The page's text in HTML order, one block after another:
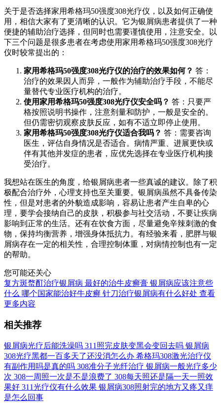
关于是否选择家用希格玛50强度308光疗仪，以及如何正确使
用，相信大家有了更清晰的认识。它为银屑病患者提供了一种
便捷的辅助治疗选择，但同时也需要谨慎使用，注意安全。以
下三个问题是很多患者在考虑使用家用希格玛50强度308光疗
仪时较常提出的：
家用希格玛50强度308光疗仪的治疗的效果如何？ 答：
治疗的效果因人而异，一般作为辅助治疗手段，不能尽
量替代专业医疗机构的治疗。
使用家用希格玛50强度308光疗仪安全吗？ 答：只要严
格按照说明书操作，注意剂量和防护，一般是安全的。
但仍需密切观察皮肤反应，如有不适立即停止使用。
家用希格玛50强度308光疗仪适合我吗？ 答：需要咨询
医生，评估自身情况是否适合。病情严重、进展更快或
伴有其他并发症的患者，应优先选择在专业医疗机构接
受治疗。
我想站在医生的角度，给银屑病患者一些真诚的建议。除了积
极配合治疗外，心理支持也至关重要。银屑病虽然不具备传染
性，但是对患者的外貌造成影响，容易让患者产生自卑的心
理，要学会接纳自己的皮肤，积极参与社交活动，不要让疾病
影响到正常的生活。还有在饮食方面，尽量避免辛辣刺激的食
物，保持均衡营养，增强身体抵抗力。有经验来看，肥胖与银
屑病存在一定的相关性，合理控制体重，对病情控制也有一定
的帮助。
您可能还关心
复方斑蝥酊治疗银屑病 最好的治牛皮癣膏 银屑病应该注意些
什么 哪个国家能治好牛皮癣 针刀治疗银屑病有什么好处 查看
更多内容
相关推荐
银屑病光疗后能洗澡吗 311照完皮肤变黑会变回去吗 银屑病
308光疗黑都一百多天了还没消怎么办 希格玛308激光治疗仪
有副作用吗是真的吗 308准分子光纤治疗 银屑病一般光疗多少
次 308一周照一次是不是浪费了 308每天照还是隔一天一照效
果好 311光疗仪有什么效果 银屑病308照射完的地方又疼又痒
是怎么回事